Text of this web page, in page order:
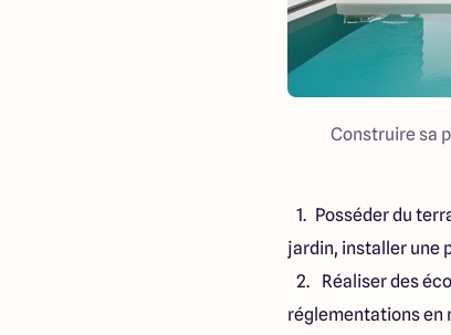
Construire sa
Posséder du
jardin, installer une
Réaliser des
réglementations en